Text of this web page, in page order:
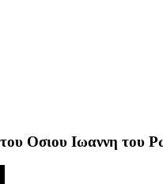
Οσιου Ιωαννη του